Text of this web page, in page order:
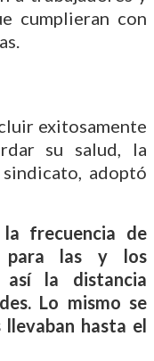
cumplieran con
exitosamente
su salud, la
adoptó
frecuencia de
para las y los
así la distancia
Lo mismo se
hasta el